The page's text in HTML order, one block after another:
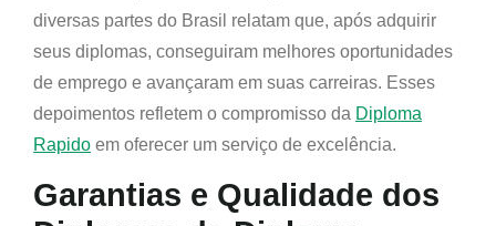
diversas partes do Brasil relatam que, após adquirir
seus diplomas, conseguiram melhores oportunidades
de emprego e avançaram em suas carreiras. Esses
depoimentos refletem o compromisso da Diploma
Rapido em oferecer um serviço de excelência.
Garantias e Qualidade dos